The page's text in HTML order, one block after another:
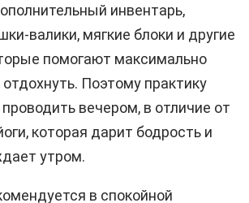
инвентарь,
валики, мягкие блоки и другие
помогают максимально
Поэтому практику
вечером, в отличие от
которая дарит бодрость и
утром.
в спокойной